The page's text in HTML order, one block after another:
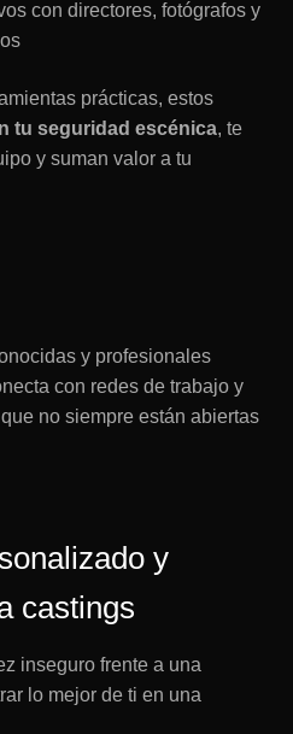
con directores, fotógrafos y
prácticas, estos
tu seguridad escénica, te
y suman valor a tu
y profesionales
con redes de trabajo y
no siempre están abiertas
y
castings
inseguro frente a una
lo mejor de ti en una